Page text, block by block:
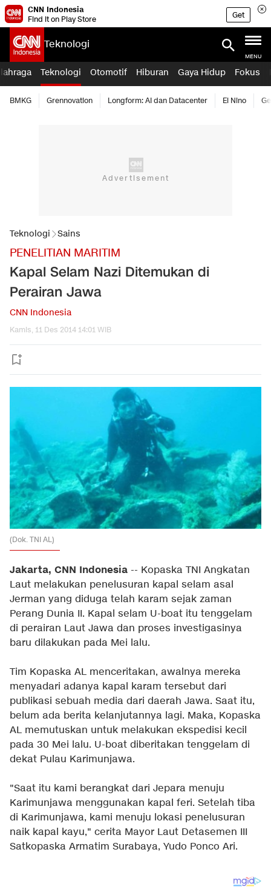
CNN Indonesia
Find it on Play Store
Get
Teknologi
MENU
Teknologi Otomotif Hiburan Gaya Hidup Fokus
BMKG Grennovation Longform: AI dan Datacenter El Nino
Teknologi Sains
PENELITIAN MARITIM
Kapal Selam Nazi Ditemukan di
Perairan Jawa
CNN Indonesia
Kamis, 11 Des 2014 14:01 WIB
(Dok. TNI AL)
Jakarta, CNN Indonesia -- Kopaska TNI Angkatan
Laut melakukan penelusuran kapal selam asal
Jerman yang diduga telah karam sejak zaman
Perang Dunia II. Kapal selam U-boat itu tenggelam
di perairan Laut Jawa dan proses investigasinya
baru dilakukan pada Mei lalu.
Tim Kopaska AL menceritakan, awalnya mereka
menyadari adanya kapal karam tersebut dari
publikasi sebuah media dari daerah Jawa. Saat itu,
belum ada berita kelanjutannya lagi. Maka, Kopaska
AL memutuskan untuk melakukan ekspedisi kecil
pada 30 Mei lalu. U-boat diberitakan tenggelam di
dekat Pulau Karimunjawa.
"Saat itu kami berangkat dari Jepara menuju
Karimunjawa menggunakan kapal feri. Setelah tiba
di Karimunjawa, kami menuju lokasi penelusuran
naik kapal kayu," cerita Mayor Laut Detasemen III
Satkopaska Armatim Surabaya, Yudo Ponco Ari.